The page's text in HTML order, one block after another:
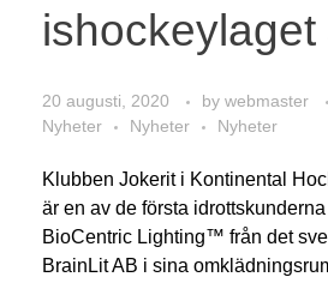
20 augusti, 2020 by webmaster
Nyheter
Nyheter Nyheter
Klubben Jokerit i Kontinental
är en av de första
BioCentric Lighting™ från det
BrainLit AB i sina